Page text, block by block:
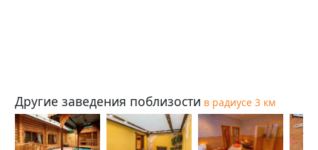
Другие заведения поблизости в радиусе 3 км